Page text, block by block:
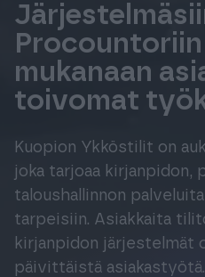
Tuki & Koulutus
Tilaa
mukanaan
toivomat
Kuopion Ykköstilit on
joka tarjoaa kirjanpidon,
taloushallinnon
tarpeisiin. Asiakkaita
kirjanpidon järjestelmät
päivittäistä